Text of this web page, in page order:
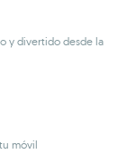
y divertido desde la
móvil